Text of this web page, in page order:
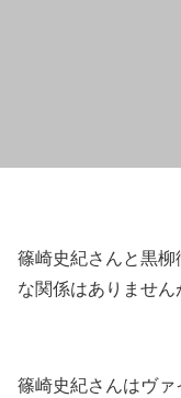
篠崎史紀さんと黒
な関係はありません
篠崎史紀さんはヴ